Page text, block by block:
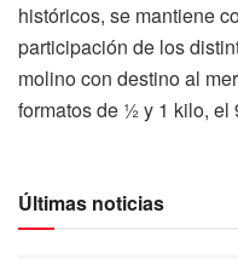
históricos, se mantiene
participación de los
molino con destino al
formatos de ½ y 1 kilo, el
Últimas noticias